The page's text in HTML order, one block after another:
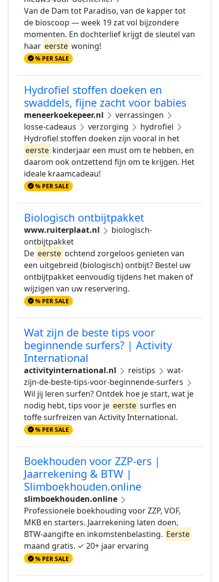
Van de Dam tot Paradiso, van de kapper tot
de bioscoop — week 19 zat vol bijzondere
momenten. En dochterlief krijgt de sleutel van
haar eerste woning!
% PER SALE
Hydrofiel stoffen doeken en
swaddels, fijne zacht voor babies
meneerkoekepeer.nl
verrassingen
losse-cadeaus
verzorging
hydrofiel
Hydrofiel stoffen doeken zijn vooral in het
eerste kinderjaar een must om te hebben, en
daarom ook ontzettend fijn om te krijgen. Het
ideale kraamcadeau!
% PER SALE
Biologisch ontbijtpakket
www.ruiterplaat.nl
biologisch-
ontbijtpakket
De eerste ochtend zorgeloos genieten van
een uitgebreid (biologisch) ontbijt? Bestel uw
ontbijtpakket eenvoudig tijdens het maken of
wijzigen van uw reservering.
% PER SALE
Wat zijn de beste tips voor
beginnende surfers? | Activity
International
activityinternational.nl reistips
wat-
zijn-de-beste-tips-voor-beginnende-surfers
Wil jij leren surfen? Ontdek hoe je start, wat je
nodig hebt, tips voor je eerste surfles en
toffe surfreizen van Activity International.
% PER SALE
Boekhouden voor ZZP-ers |
Jaarrekening & BTW |
Slimboekhouden.online
slimboekhouden.online
Professionele boekhouding voor ZZP, VOF,
MKB en starters. Jaarrekening laten doen,
BTW-aangifte en inkomstenbelasting. Eerste
maand gratis. ✓ 20+ jaar ervaring
% PER SALE